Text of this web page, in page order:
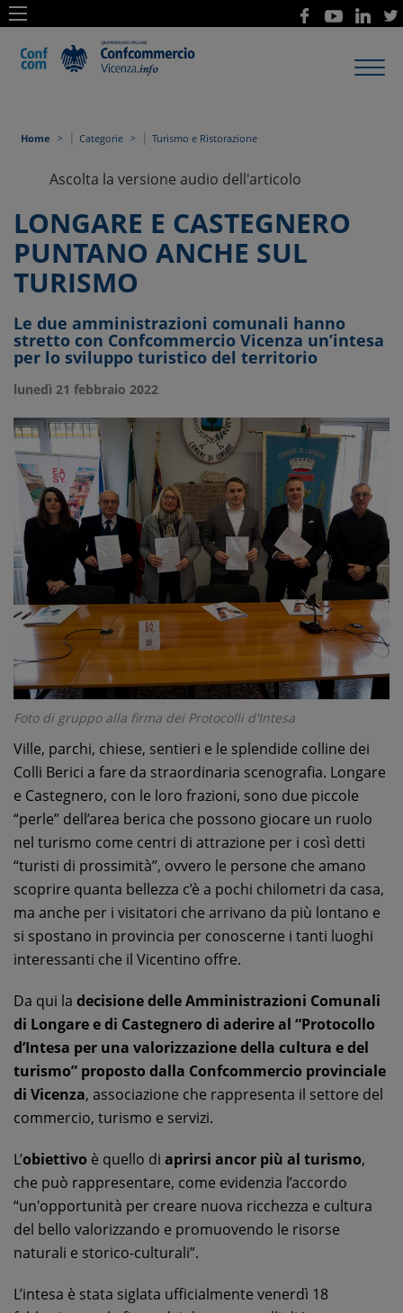
Home | Categorie | Turismo e Ristorazione
Ascolta la versione audio dell'articolo
LONGARE E CASTEGNERO
PUNTANO ANCHE SUL
TURISMO
Le due amministrazioni comunali hanno
stretto con Confcommercio Vicenza un’intesa
per lo sviluppo turistico del territorio
lunedì 21 febbraio 2022
Foto di gruppo alla firma dei Protocolli d'Intesa
Ville, parchi, chiese, sentieri e le splendide colline dei
Colli Berici a fare da straordinaria scenografia. Longare
e Castegnero, con le loro frazioni, sono due piccole
“perle” dell’area berica che possono giocare un ruolo
nel turismo come centri di attrazione per i così detti
“turisti di prossimità”, ovvero le persone che amano
scoprire quanta bellezza c’è a pochi chilometri da casa,
ma anche per i visitatori che arrivano da più lontano e
si spostano in provincia per conoscerne i tanti luoghi
interessanti che il Vicentino offre.
Da qui la decisione delle Amministrazioni Comunali
di Longare e di Castegnero di aderire al “Protocollo
d’Intesa per una valorizzazione della cultura e del
turismo” proposto dalla Confcommercio provinciale
di Vicenza, associazione che rappresenta il settore del
commercio, turismo e servizi.
L’obiettivo è quello di aprirsi ancor più al turismo,
che può rappresentare, come evidenzia l’accordo
“un'opportunità per creare nuova ricchezza e cultura
del bello valorizzando e promuovendo le risorse
naturali e storico-culturali”.
L’intesa è stata siglata ufficialmente venerdì 18